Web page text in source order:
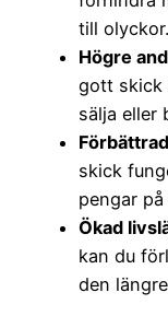
till olyckor.
Högre
gott skick
sälja eller
skick
pengar
Ökad
kan du
den